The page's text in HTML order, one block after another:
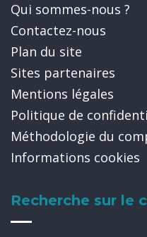
Qui sommes-nous ?
Contactez-nous
Plan du site
Sites partenaires
Mentions légales
Politique de
Méthodologie du
Informations cookies
Recherche sur le